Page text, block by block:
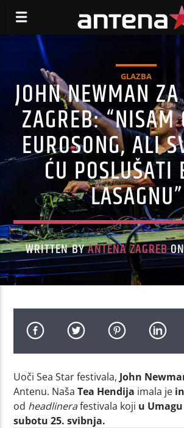
GLAZBA
JOHN NEWMAN
ZAGREB: “NISAM
EUROSONG, ALI
ĆU
LASAGNU”
WRITTEN BYANTENA ZAGREB
Uoči Sea Star festivala, John
Antenu. Naša Tea Hendija imala je
od headlinerafestivala koji u
subotu 25. svibnja.